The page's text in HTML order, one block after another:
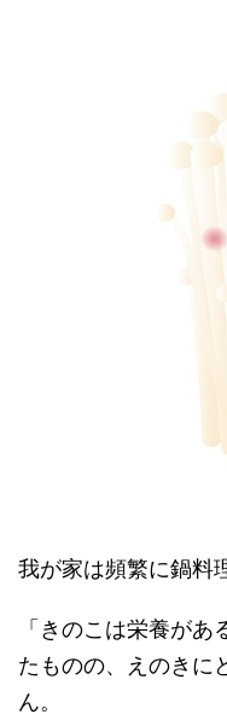
我が家は頻繁に鍋料
「きのこは栄養が
たものの、えのきに
ん。